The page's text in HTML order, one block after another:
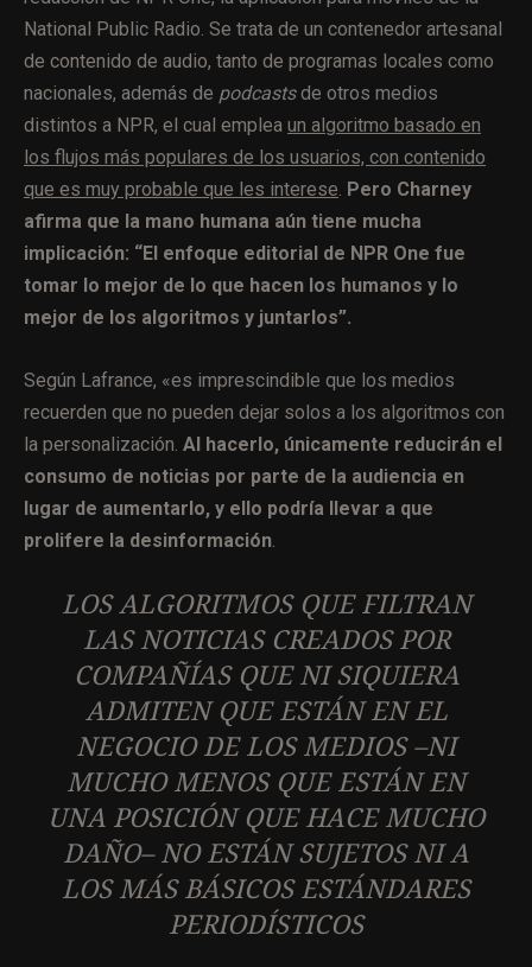
National Public Radio. Se trata de un contenedor artesanal
de contenido de audio, tanto de programas locales como
nacionales, además de podcastsde otros medios
distintos a NPR, el cual emplea un algoritmo basado en
los flujos más populares de los usuarios, con contenido
que es muy probable que les interese. Pero Charney
afirma que la mano humana aún tiene mucha
implicación: “El enfoque editorial de NPR One fue
tomar lo mejor de lo que hacen los humanos y lo
mejor de los algoritmos y juntarlos”.
Según Lafrance, «es imprescindible que los medios
recuerden que no pueden dejar solos a los algoritmos con
la personalización. Al hacerlo, únicamente reducirán el
consumo de noticias por parte de la audiencia en
lugar de aumentarlo, y ello podría llevar a que
prolifere la desinformación.
LOS ALGORITMOS QUE FILTRAN
LAS NOTICIAS CREADOS POR
COMPAÑÍAS QUE NI SIQUIERA
ADMITEN QUE ESTÁN EN EL
NEGOCIO DE LOS MEDIOS –NI
MUCHO MENOS QUE ESTÁN EN
UNA POSICIÓN QUE HACE MUCHO
DAÑO– NO ESTÁN SUJETOS NI A
LOS MÁS BÁSICOS ESTÁNDARES
PERIODÍSTICOS